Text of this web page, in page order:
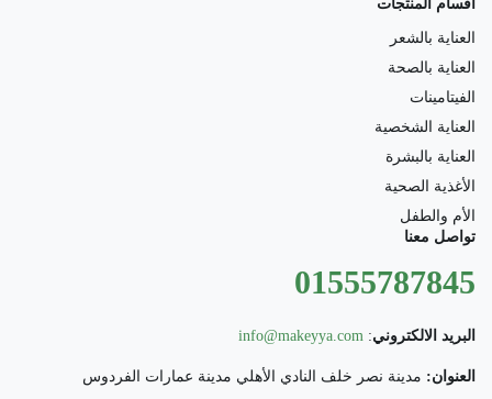
أقسام المنتجات
العناية بالشعر
العناية بالصحة
الفيتامينات
العناية الشخصية
العناية بالبشرة
الأغذية الصحية
الأم والطفل
تواصل معنا
01555787845
البريد الالكتروني:
info@makeyya.com
العنوان: مدينة نصر خلف النادي الأهلي مدينة عمارات الفردوس